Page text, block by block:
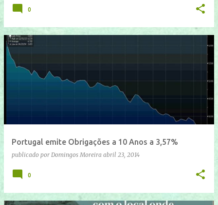
0
Portugal emite Obrigações a 10 Anos a 3,57%
publicado por Domingos Moreira abril 23, 2014
0